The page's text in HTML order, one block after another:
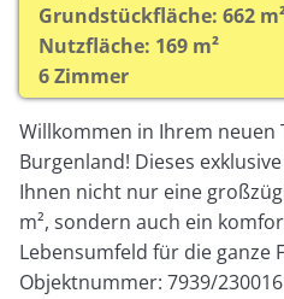
Grundstückfläche: 662
Nutzfläche: 169 m²
6 Zimmer
Willkommen in Ihrem neuen
Burgenland! Dieses
Ihnen nicht nur eine
m², sondern auch ein
Lebensumfeld für die ganze
Objektnummer: 7939/